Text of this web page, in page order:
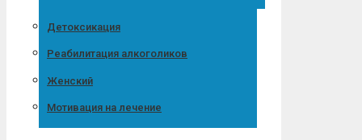
Детоксикация
Реабилитация алкоголиков
Женский
Мотивация на лечение